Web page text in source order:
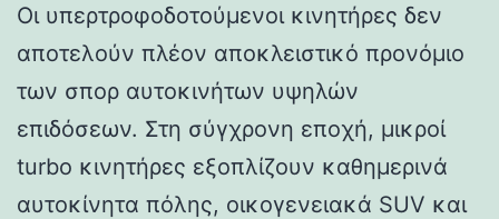
Οι υπερτροφοδοτούμενοι κινητήρες δεν
αποτελούν πλέον αποκλειστικό προνόμιο
των σπορ αυτοκινήτων υψηλών
επιδόσεων. Στη σύγχρονη εποχή, μικροί
turbo κινητήρες εξοπλίζουν καθημερινά
αυτοκίνητα πόλης, οικογενειακά SUV και